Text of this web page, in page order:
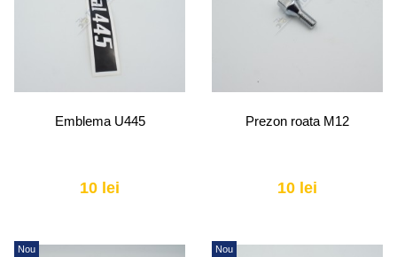
Emblema U445
10 lei
Prezon roata M12
10 lei
Nou Nou